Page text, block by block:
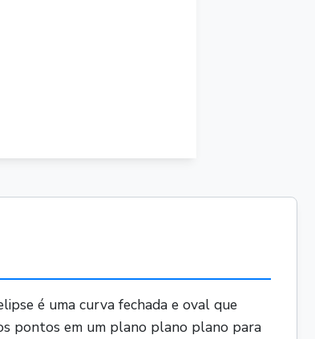
é uma curva fechada e oval que
pontos em um plano plano plano para